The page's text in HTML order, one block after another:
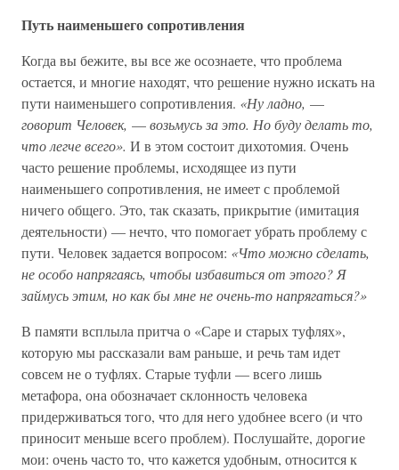
Путь наименьшего сопротивления
Когда вы бежите, вы все же осознаете, что проблема
остается, и многие находят, что решение нужно искать на
пути наименьшего сопротивления. «Ну ладно, —
говорит Человек, —возьмусь за это. Но буду делать то,
что легче всего». И в этом состоит дихотомия. Очень
часто решение проблемы, исходящее из пути
наименьшего сопротивления, не имеет с проблемой
ничего общего. Это, так сказать, прикрытие (имитация
деятельности) — нечто, что помогает убрать проблему с
пути. Человек задается вопросом: «Что можно сделать,
не особо напрягаясь, чтобы избавиться от этого? Я
займусь этим, но как бы мне не очень-то напрягаться?»
В памяти всплыла притча о «Саре и старых туфлях»,
которую мы рассказали вам раньше, и речь там идет
совсем не о туфлях. Старые туфли — всего лишь
метафора, она обозначает склонность человека
придерживаться того, что для него удобнее всего (и что
приносит меньше всего проблем). Послушайте, дорогие
мои: очень часто то, что кажется удобным, относится к